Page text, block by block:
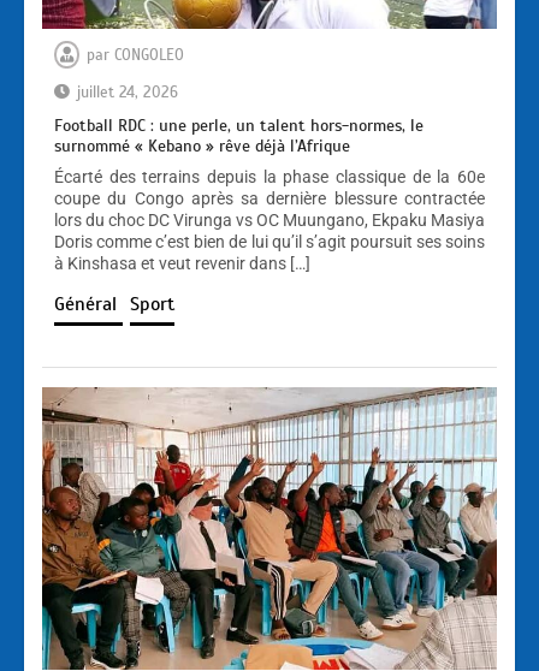
par CONGOLEO
juillet 24, 2026
Football RDC : une perle, un talent hors-normes, le
surnommé « Kebano » rêve déjà l’Afrique
Écarté des terrains depuis la phase classique de la 60e
coupe du Congo après sa dernière blessure contractée
lors du choc DC Virunga vs OC Muungano, Ekpaku Masiya
Doris comme c’est bien de lui qu’il s’agit poursuit ses soins
à Kinshasa et veut revenir dans […]
Général Sport